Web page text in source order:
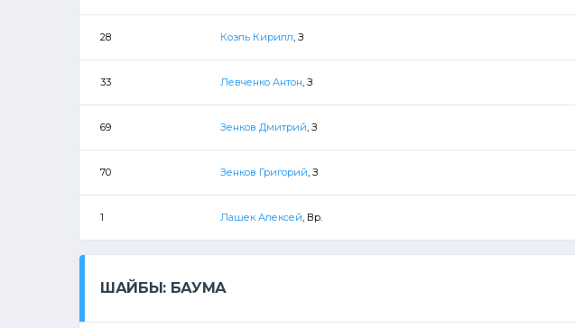
28 Коэль Кирилл , З
33 Левченко Антон , З
69 Зенков Дмитрий , З
70 Зенков Григорий , З
1 Лашек Алексей , Вр.
ШАЙБЫ: БАУМА